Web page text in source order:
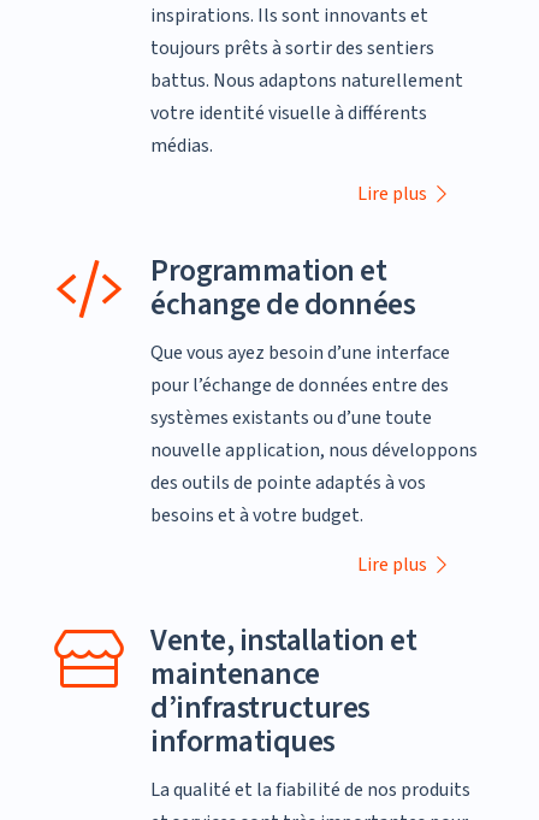
inspirations. Ils sont innovants et
toujours prêts à sortir des sentiers
battus. Nous adaptons naturellement
votre identité visuelle à différents
médias.
Lire plus
Programmation et
échange de données
Que vous ayez besoin d’une interface
pour l’échange de données entre des
systèmes existants ou d’une toute
nouvelle application, nous développons
des outils de pointe adaptés à vos
besoins et à votre budget.
Lire plus
Vente, installation et
maintenance
d’infrastructures
informatiques
La qualité et la fiabilité de nos produits